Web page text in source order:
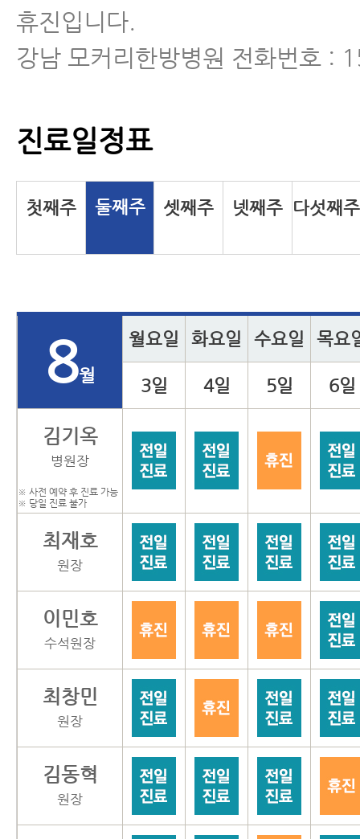
휴진입니다.
강남 모커리한방병원 전화번호 :
진료일정표
첫째주 둘째주 셋째주 넷째주 다섯째주
8월
월요일 화요일 수요일 목요
3일 4일 5일 6일
김기옥
병원장
※ 사전 예약 후 진료 가능
※ 당일 진료 불가
최재호
원장
이민호
수석원장
최창민
원장
김동혁
원장